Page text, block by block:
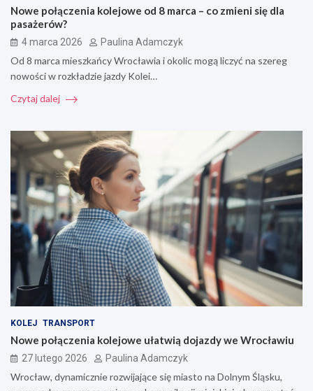
Nowe połączenia kolejowe od 8 marca – co zmieni się dla
pasażerów?
4 marca 2026 Paulina Adamczyk
Od 8 marca mieszkańcy Wrocławia i okolic mogą liczyć na szereg
nowości w rozkładzie jazdy Kolei…
Czytaj dalej
KOLEJ TRANSPORT
Nowe połączenia kolejowe ułatwią dojazdy we Wrocławiu
27 lutego 2026 Paulina Adamczyk
Wrocław, dynamicznie rozwijające się miasto na Dolnym Śląsku,